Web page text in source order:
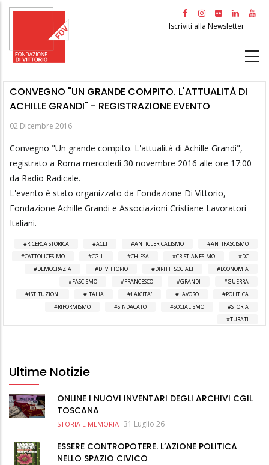
Salta
principale
Iscriviti alla Newsletter
CONVEGNO "UN GRANDE COMPITO. L'ATTUALITÀ DI
ACHILLE GRANDI" - REGISTRAZIONE EVENTO
02 Dicembre 2016
Convegno "Un grande compito. L'attualità di Achille Grandi",
registrato a Roma mercoledì 30 novembre 2016 alle ore 17:00
da Radio Radicale.
L'evento è stato organizzato da Fondazione Di Vittorio,
Fondazione Achille Grandi e Associazioni Cristiane Lavoratori
Italiani.
RICERCA STORICA ACLI ANTICLERICALISMO
ANTIFASCISMO
CATTOLICESIMO
CGIL CHIESA CRISTIANESIMO
DC
DEMOCRAZIA
DI VITTORIO DIRITTI SOCIALI
ECONOMIA
FASCISMO
FRANCESCO GRANDI
GUERRA
ISTITUZIONI
ITALIA LAICITA' LAVORO
POLITICA
RIFORMISMO
SINDACATO SOCIALISMO
STORIA
TURATI
Ultime Notizie
ONLINE I NUOVI INVENTARI DEGLI ARCHIVI CGIL
TOSCANA
STORIA E MEMORIA 31 Luglio 26
ESSERE CONTROPOTERE. L’AZIONE POLITICA
NELLO SPAZIO CIVICO